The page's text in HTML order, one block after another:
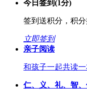
今日签到(1分)
签到送积分，积分
立即签到
亲子阅读
和孩子一起共读一
仁、义、礼、智